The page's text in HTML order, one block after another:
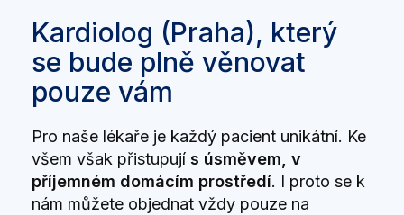
Kardiolog (Praha), který
se bude plně věnovat
pouze vám
Pro naše lékaře je každý pacient unikátní. Ke
všem však přistupují s úsměvem, v
příjemném domácím prostředí. I proto se k
nám můžete objednat vždy pouze na